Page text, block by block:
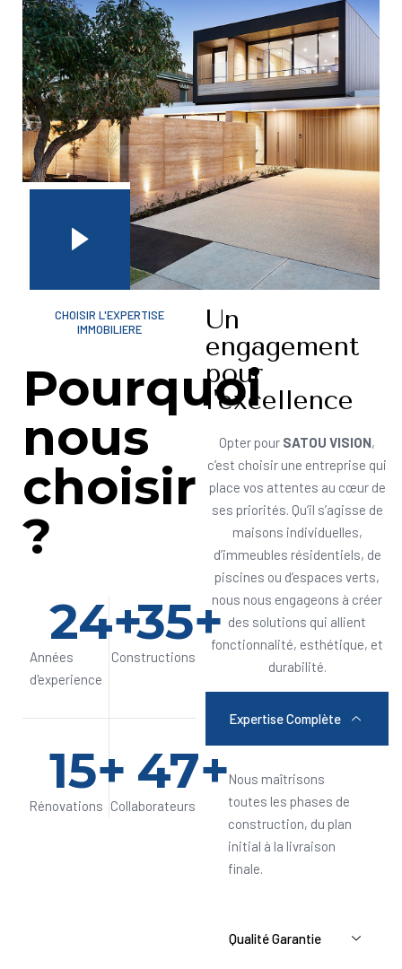
CHOISIR L'EXPERTISE
IMMOBILIERE
Pourquoi
nous
choisir
?
Années
d'experience
24+
Constructions
35+
Rénovations
15+
Collaborateurs
47+
Un
engagement
pour
l'excellence
Opter pour SATOU VISION,
c’est choisir une entreprise qui
place vos attentes au cœur de
ses priorités. Qu’il s’agisse de
maisons individuelles,
d’immeubles résidentiels, de
piscines ou d’espaces verts,
nous nous engageons à créer
des solutions qui allient
fonctionnalité, esthétique, et
durabilité.
Expertise Complète
Nous maîtrisons
toutes les phases de
construction, du plan
initial à la livraison
finale.
Qualité Garantie